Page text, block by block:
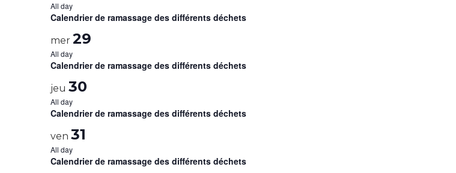
All day
Calendrier de ramassage des différents déchets
mer 29
All day
Calendrier de ramassage des différents déchets
jeu 30
All day
Calendrier de ramassage des différents déchets
ven 31
All day
Calendrier de ramassage des différents déchets